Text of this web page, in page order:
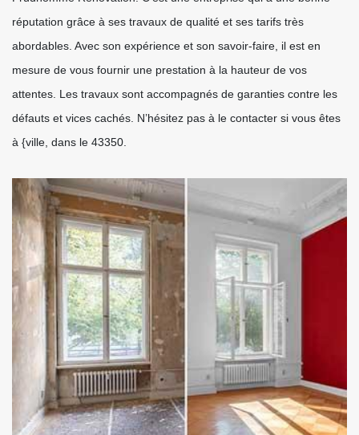
réputation grâce à ses travaux de qualité et ses tarifs très
abordables. Avec son expérience et son savoir-faire, il est en
mesure de vous fournir une prestation à la hauteur de vos
attentes. Les travaux sont accompagnés de garanties contre les
défauts et vices cachés. N’hésitez pas à le contacter si vous êtes
à {ville, dans le 43350.